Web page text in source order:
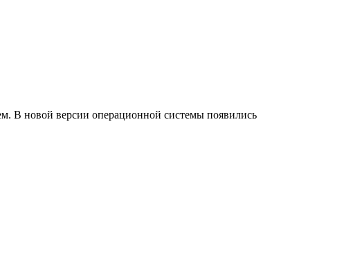
В новой версии операционной системы появились